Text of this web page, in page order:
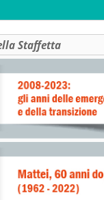
Staffetta